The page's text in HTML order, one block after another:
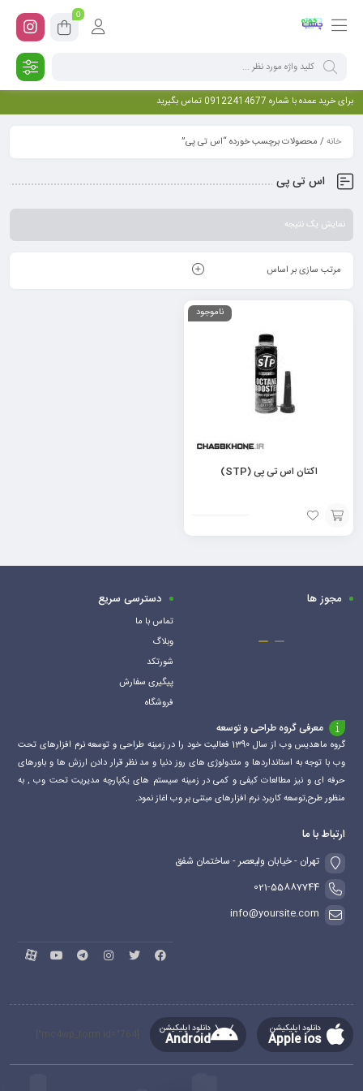
0
برای خرید عمده با شماره 09122414677 تماس بگیرید
خانه/ محصولات برچسب خورده “اس تی پی”
اس تی پی
نمایش یک نتیجه
مرتب سازی بر اساس
ناموجود
اکتان اس تی پی (STP)
افزودن
به
مجوز ها دسترسی سریع
تماس با ما
وبلاگ
شورتکد
پیگیری سفارش
فروشگاه
معرفی گروه طراحی و توسعه
گروه ماهدیس وب از سال 1390 فعالیت خود را در زمینه طراحی و توسعه نرم افزارهای تحت
وب با توجه به استانداردها و متدولوژی های روز دنیا و مد نظر قرار دادن ارزش ها و باورهای
حرفه ای و نیز مطالعات کیفی و کمی در زمینه سیستم های یکپارچه مدیریت تحت وب , به
منظور طرح,توسعه کاربرد نرم افزارهای مبتنی بر وب اغاز نمود.
ارتباط با ما
تهران - خیابان ولیعصر - ساختمان شفق
021-55887744
info@yoursite.com
دانلود اپلیکیشن
Apple ios
دانلود اپلیکیشن
Android